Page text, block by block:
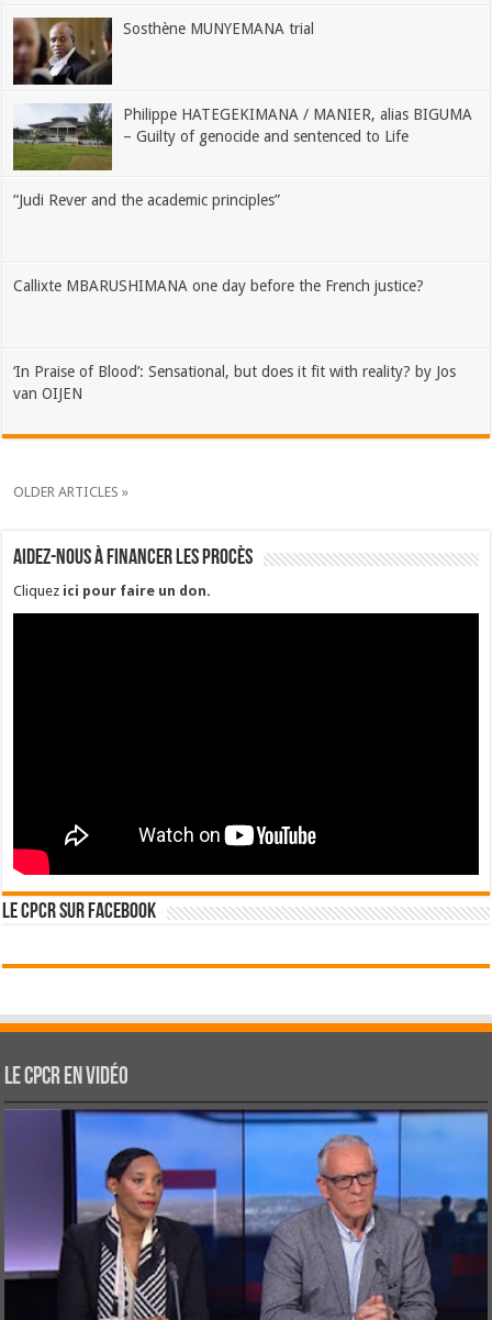
Sosthène MUNYEMANA trial
Philippe HATEGEKIMANA / MANIER, alias BIGUMA
– Guilty of genocide and sentenced to Life
“Judi Rever and the academic principles”
Callixte MBARUSHIMANA one day before the French justice?
‘In Praise of Blood’: Sensational, but does it fit with reality? by Jos
van OIJEN
OLDER ARTICLES »
Aidez-nous à financer les procès
Cliquez ici pour faire un don.
Le CPCR sur Facebook
Le CPCR en vidéo